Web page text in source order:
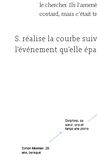
le chercher. Ils
costard, mais c’était
S. réalise la courbe
l’événement qu’elle